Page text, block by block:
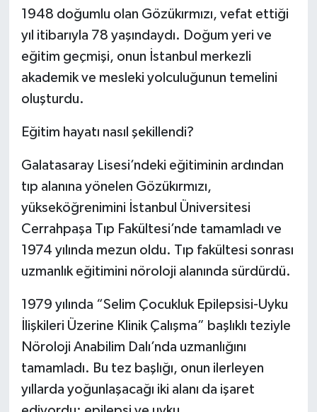
1948 doğumlu olan Gözükırmızı, vefat ettiği
yıl itibarıyla 78 yaşındaydı. Doğum yeri ve
eğitim geçmişi, onun İstanbul merkezli
akademik ve mesleki yolculuğunun temelini
oluşturdu.
Eğitim hayatı nasıl şekillendi?
Galatasaray Lisesi’ndeki eğitiminin ardından
tıp alanına yönelen Gözükırmızı,
yükseköğrenimini İstanbul Üniversitesi
Cerrahpaşa Tıp Fakültesi’nde tamamladı ve
1974 yılında mezun oldu. Tıp fakültesi sonrası
uzmanlık eğitimini nöroloji alanında sürdürdü.
1979 yılında “Selim Çocukluk Epilepsisi-Uyku
İlişkileri Üzerine Klinik Çalışma” başlıklı teziyle
Nöroloji Anabilim Dalı’nda uzmanlığını
tamamladı. Bu tez başlığı, onun ilerleyen
yıllarda yoğunlaşacağı iki alanı da işaret